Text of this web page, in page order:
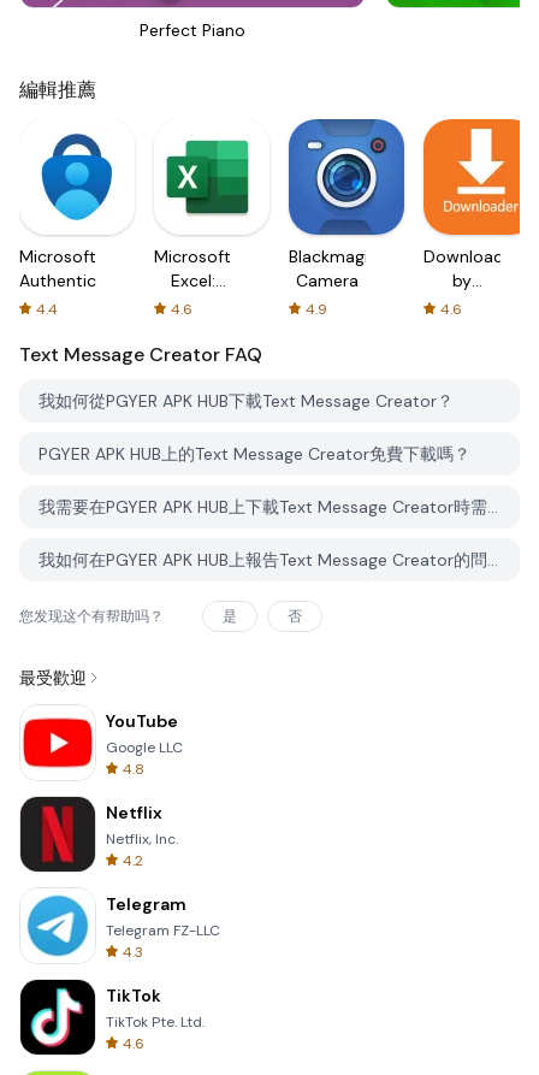
Perfect Piano
編輯推薦
Microsoft
Authenticator
4.4
Microsoft
Excel:
Spreadsheets
4.6
Blackmagic
Camera
4.9
Downloader
by
AFTVnews
4.6
Text Message Creator FAQ
我如何從PGYER APK HUB下載Text Message Creator？
PGYER APK HUB上的Text Message Creator免費下載嗎？
我需要在PGYER APK HUB上下載Text Message Creator時需要帳戶嗎？
我如何在PGYER APK HUB上報告Text Message Creator的問題？
您发现这个有帮助吗？ 是 否
最受歡迎
YouTube
Google LLC
4.8
Netflix
Netflix, Inc.
4.2
Telegram
Telegram FZ-LLC
4.3
TikTok
TikTok Pte. Ltd.
4.6